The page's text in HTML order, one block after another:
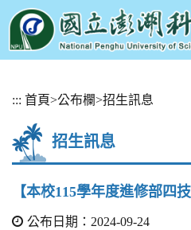
::: 首頁>公布欄>招生訊息
招生訊息
【本校115學年度進修部四
公布日期：2024-09-24